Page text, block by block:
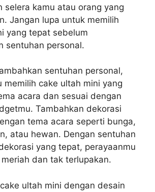
selera kamu atau orang yang
Jangan lupa untuk memilih
yang tepat sebelum
sentuhan personal.
sentuhan personal,
memilih cake ultah mini yang
acara dan sesuai dengan
Tambahkan dekorasi
tema acara seperti bunga,
atau hewan. Dengan sentuhan
yang tepat, perayaanmu
dan tak terlupakan.
ultah mini dengan desain